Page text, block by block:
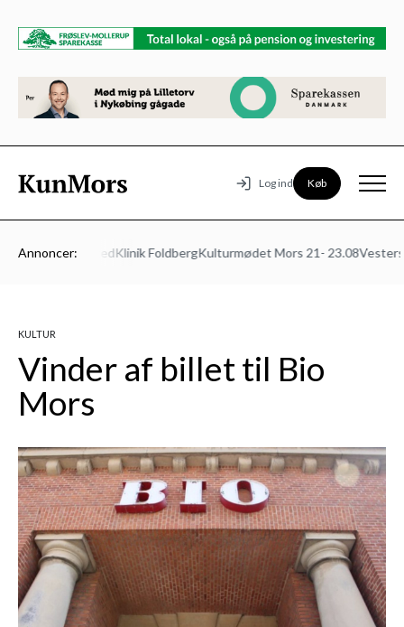
Log ind Køb
Annoncer:
Autoværksted Klinik FoldbergKulturmødet Mors 21- 23.08Vesters
KULTUR
Vinder af billet til Bio
Mors